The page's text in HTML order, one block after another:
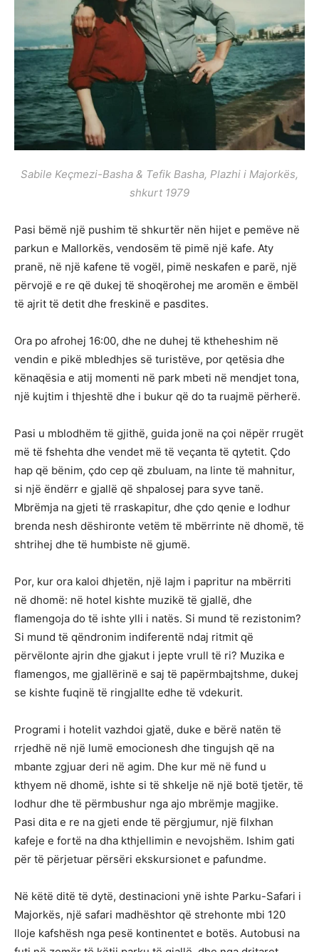
Sabile Keçmezi-Basha & Tefik Basha, Plazhi i Majorkës,
shkurt 1979
Pasi bëmë një pushim të shkurtër nën hijet e pemëve në
parkun e Mallorkës, vendosëm të pimë një kafe. Aty
pranë, në një kafene të vogël, pimë neskafen e parë, një
përvojë e re që dukej të shoqërohej me aromën e ëmbël
të ajrit të detit dhe freskinë e pasdites.
Ora po afrohej 16:00, dhe ne duhej të ktheheshim në
vendin e pikë mbledhjes së turistëve, por qetësia dhe
kënaqësia e atij momenti në park mbeti në mendjet tona,
një kujtim i thjeshtë dhe i bukur që do ta ruajmë përherë.
Pasi u mblodhëm të gjithë, guida jonë na çoi nëpër rrugët
më të fshehta dhe vendet më të veçanta të qytetit. Çdo
hap që bënim, çdo cep që zbuluam, na linte të mahnitur,
si një ëndërr e gjallë që shpalosej para syve tanë.
Mbrëmja na gjeti të rraskapitur, dhe çdo qenie e lodhur
brenda nesh dëshironte vetëm të mbërrinte në dhomë, të
shtrihej dhe të humbiste në gjumë.
Por, kur ora kaloi dhjetën, një lajm i papritur na mbërriti
në dhomë: në hotel kishte muzikë të gjallë, dhe
flamengoja do të ishte ylli i natës. Si mund të rezistonim?
Si mund të qëndronim indiferentë ndaj ritmit që
përvëlonte ajrin dhe gjakut i jepte vrull të ri? Muzika e
flamengos, me gjallërinë e saj të papërmbajtshme, dukej
se kishte fuqinë të ringjallte edhe të vdekurit.
Programi i hotelit vazhdoi gjatë, duke e bërë natën të
rrjedhë në një lumë emocionesh dhe tingujsh që na
mbante zgjuar deri në agim. Dhe kur më në fund u
kthyem në dhomë, ishte si të shkelje në një botë tjetër, të
lodhur dhe të përmbushur nga ajo mbrëmje magjike.
Pasi dita e re na gjeti ende të përgjumur, një filxhan
kafeje e fortë na dha kthjellimin e nevojshëm. Ishim gati
për të përjetuar përsëri ekskursionet e pafundme.
Në këtë ditë të dytë, destinacioni ynë ishte Parku-Safari i
Majorkës, një safari madhështor që strehonte mbi 120
lloje kafshësh nga pesë kontinentet e botës. Autobusi na